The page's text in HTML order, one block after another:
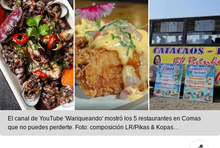
El canal de YouTube 'Wariqueando' mostró los 5 restaurantes en Comas
que no puedes perderte. Foto: composición LR/Pikas & Kopas
Restobar/TikTok